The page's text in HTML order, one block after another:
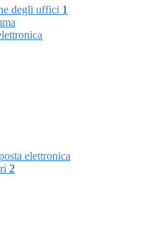
degli uffici 1
elettronica
2